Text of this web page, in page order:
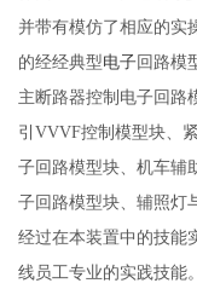
并带有模仿了相应的实
的经经典型电子回路模
主断路器控制电子回路
引VVVF控制模型块、
子回路模型块、机车辅
子回路模型块、辅照灯
经过在本装置中的技能
线员工专业的实践技能